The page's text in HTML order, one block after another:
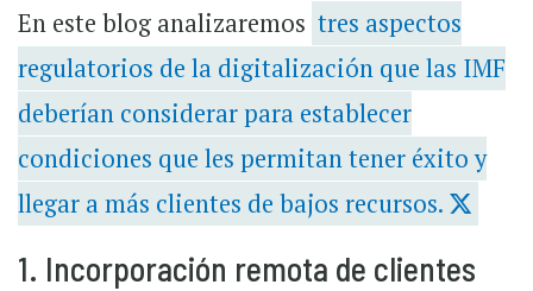
En este blog analizaremos tres aspectos
regulatorios de la digitalización que las IMF
deberían considerar para establecer
condiciones que les permitan tener éxito y
llegar a más clientes de bajos recursos.
1. Incorporación remota de clientes